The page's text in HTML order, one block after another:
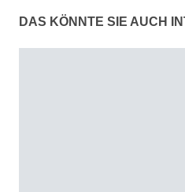
DAS KÖNNTE SIE AUCH